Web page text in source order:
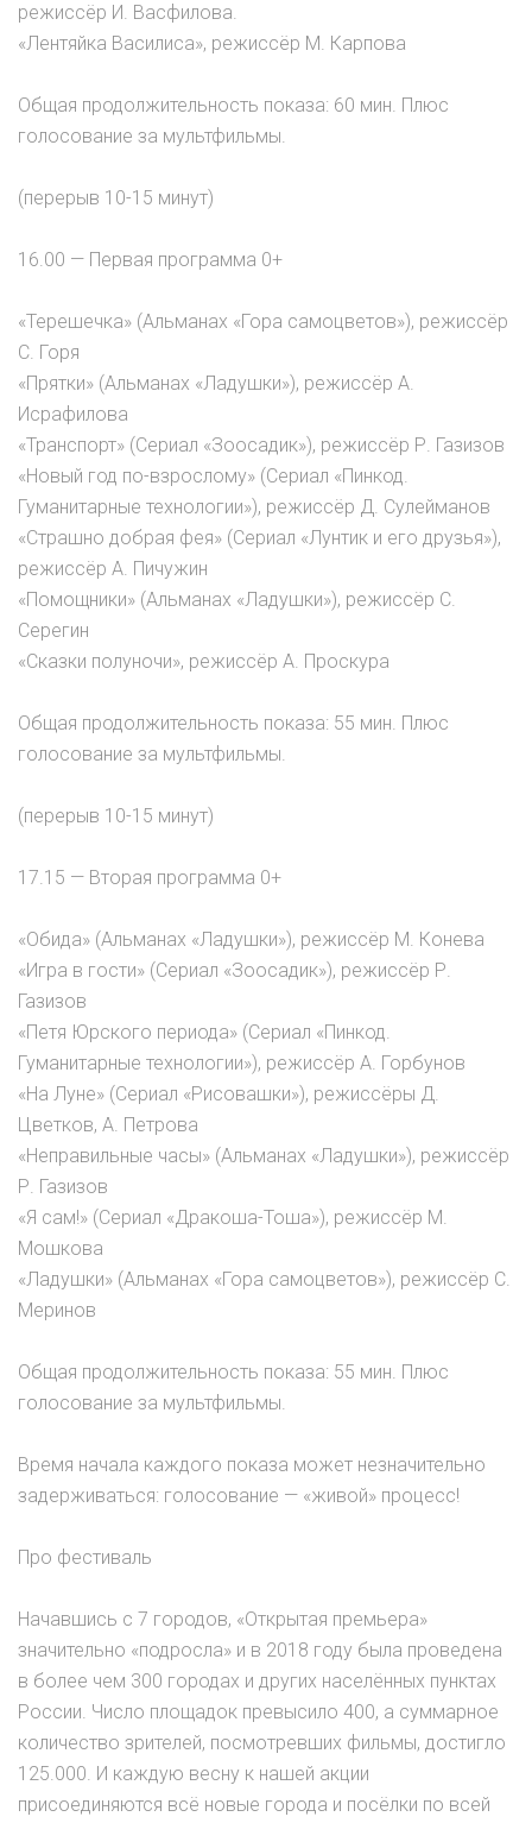
режиссёр И. Васфилова.
«Лентяйка Василиса», режиссёр М. Карпова
Общая продолжительность показа: 60 мин. Плюс
голосование за мультфильмы.
(перерыв 10-15 минут)
16.00 — Первая программа 0+
«Терешечка» (Альманах «Гора самоцветов»), режиссёр
С. Горя
«Прятки» (Альманах «Ладушки»), режиссёр А.
Исрафилова
«Транспорт» (Сериал «Зоосадик»), режиссёр Р. Газизов
«Новый год по-взрослому» (Сериал «Пинкод.
Гуманитарные технологии»), режиссёр Д. Сулейманов
«Страшно добрая фея» (Сериал «Лунтик и его друзья»),
режиссёр А. Пичужин
«Помощники» (Альманах «Ладушки»), режиссёр С.
Серегин
«Сказки полуночи», режиссёр А. Проскура
Общая продолжительность показа: 55 мин. Плюс
голосование за мультфильмы.
(перерыв 10-15 минут)
17.15 — Вторая программа 0+
«Обида» (Альманах «Ладушки»), режиссёр М. Конева
«Игра в гости» (Сериал «Зоосадик»), режиссёр Р.
Газизов
«Петя Юрского периода» (Сериал «Пинкод.
Гуманитарные технологии»), режиссёр А. Горбунов
«На Луне» (Сериал «Рисовашки»), режиссёры Д.
Цветков, А. Петрова
«Неправильные часы» (Альманах «Ладушки»), режиссёр
Р. Газизов
«Я сам!» (Сериал «Дракоша-Тоша»), режиссёр М.
Мошкова
«Ладушки» (Альманах «Гора самоцветов»), режиссёр С.
Меринов
Общая продолжительность показа: 55 мин. Плюс
голосование за мультфильмы.
Время начала каждого показа может незначительно
задерживаться: голосование — «живой» процесс!
Про фестиваль
Начавшись с 7 городов, «Открытая премьера»
значительно «подросла» и в 2018 году была проведена
в более чем 300 городах и других населённых пунктах
России. Число площадок превысило 400, а суммарное
количество зрителей, посмотревших фильмы, достигло
125.000. И каждую весну к нашей акции
присоединяются всё новые города и посёлки по всей